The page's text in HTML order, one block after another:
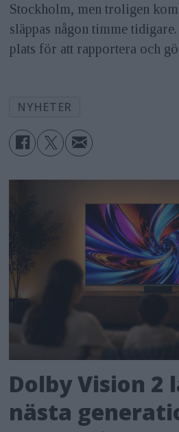
Stockholm, men troligen
släppas någon timme
plats för att rapportera och
NYHETER
Dolby Vision 2
nästa